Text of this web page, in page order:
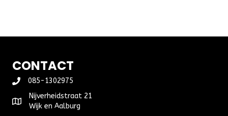
CONTACT
085-1302975
Nijverheidstraat 21
Wijk en Aalburg